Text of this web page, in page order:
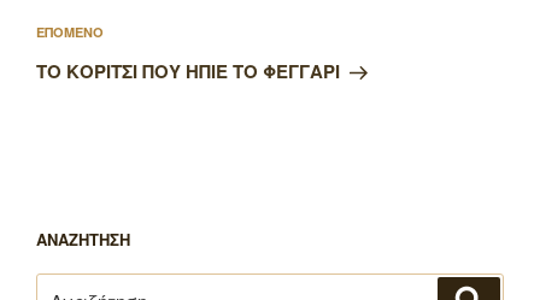
Επόμενο
άρθρο
ΕΠΟΜΕΝΟ
ΤΟ ΚΟΡΙΤΣΙ ΠΟΥ ΗΠΙΕ ΤΟ ΦΕΓΓΑΡΙ
ΑΝΑΖΗΤΗΣΗ